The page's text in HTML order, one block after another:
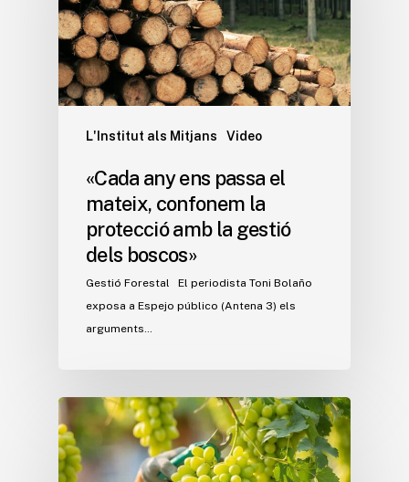
L'Institut als Mitjans Video
«Cada any ens passa el
mateix, confonem la
protecció amb la gestió
dels boscos»
Gestió Forestal El periodista Toni Bolaño
exposa a Espejo público (Antena 3) els
arguments…